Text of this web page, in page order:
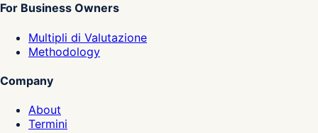
For Business Owners
Multipli di Valutazione
Methodology
Company
About
Termini